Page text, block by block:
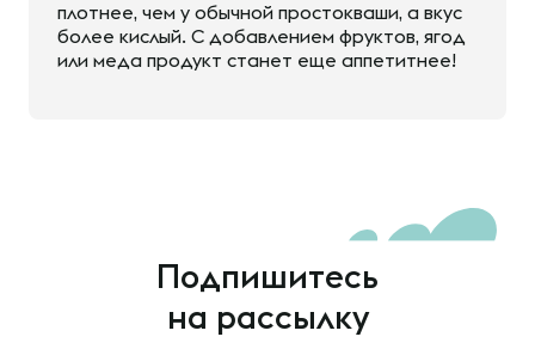
плотнее, чем у обычной простокваши, а вкус
более кислый. С добавлением фруктов, ягод
или меда продукт станет еще аппетитнее!
Подпишитесь
на рассылку